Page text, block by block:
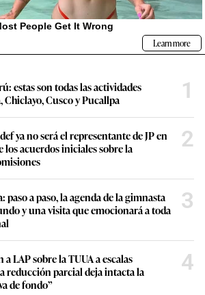
estas son todas las actividades
Cusco y Pucallpa
1
ya no será el representante de JP en
los acuerdos iniciales sobre la
2
paso a paso, la agenda de la gimnasta
y una visita que emocionará a toda
3
LAP sobre la TUUA a escalas
reducción parcial deja intacta la
de fondo”
4